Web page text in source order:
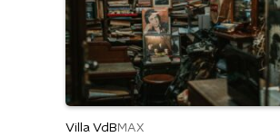
Villa VdB MAX